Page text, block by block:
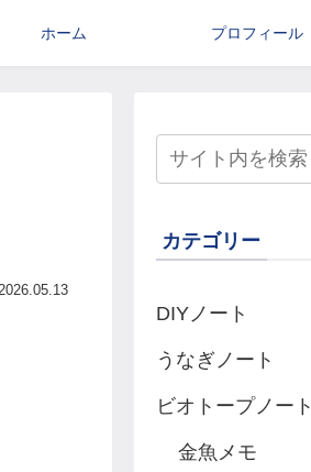
ホーム プロフィール
カテゴリー
DIYノート
うなぎノート
ビオトープノート
金魚メモ